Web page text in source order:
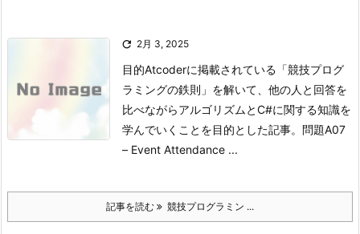
 2月 3, 2025
目的Atcoderに掲載されている「競技プログ
ラミングの鉄則」を解いて、他の人と回答を
比べながらアルゴリズムとC#に関する知識を
学んでいくことを目的とした記事。 問題A07
– Event Attendance ...
記事を読む 競技プログラミン ...